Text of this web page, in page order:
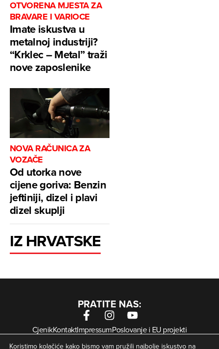
OTVORENA MJESTA ZA
BRAVARE I VARIOCE
Imate iskustva u
metalnoj industriji?
“Krklec – Metal” traži
nove zaposlenike
NOVA RAČUNICA ZA
VOZAČE
Od utorka nove
cijene goriva: Benzin
jeftiniji, dizel i plavi
dizel skuplji
IZ HRVATSKE
PRATITE NAS:
CjenikKontaktImpressumPoslovanje i EU projekti
Arhiva digitalnih novina
Uvjeti korištenjaZaštita privatnosti
Koristimo kolačiće kako bismo vam pružili najbolje iskustvo na